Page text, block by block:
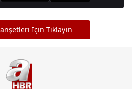
İçin Tıklayın